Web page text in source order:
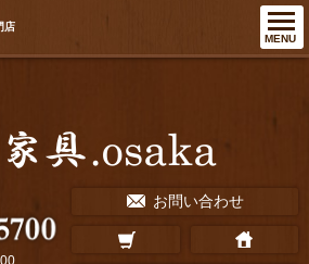
MENU
店
お問い合わせ